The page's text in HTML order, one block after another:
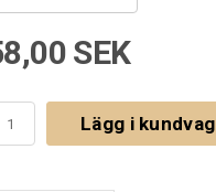
SEK
Lägg i